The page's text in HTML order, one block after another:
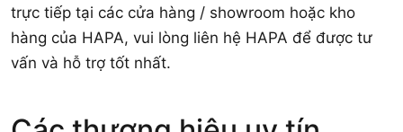
trực tiếp tại các cửa hàng / showroom hoặc kho
hàng của HAPA, vui lòng liên hệ HAPA để được tư
vấn và hỗ trợ tốt nhất.